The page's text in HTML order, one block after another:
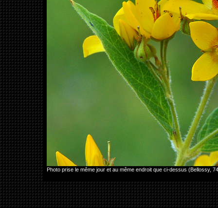
Photo prise le même jour et au même endroit que ci-dessus (Bellossy,